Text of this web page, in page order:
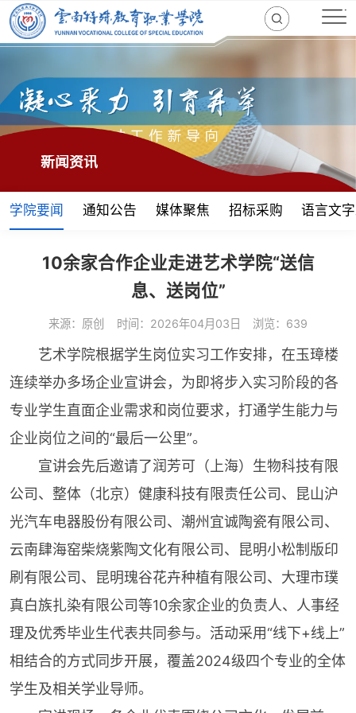
新闻资讯
学院要闻 通知公告 媒体聚焦 招标采购 语言文
10余家合作企业走进艺术学院“送信
息、送岗位”
来源：原创 时间：2026年04月03日 浏览：639
艺术学院根据学生岗位实习工作安排，在玉璋楼
连续举办多场企业宣讲会，为即将步入实习阶段的各
专业学生直面企业需求和岗位要求，打通学生能力与
企业岗位之间的“最后一公里”。
宣讲会先后邀请了润芳可（上海）生物科技有限
公司、整体（北京）健康科技有限责任公司、昆山沪
光汽车电器股份有限公司、潮州宜诚陶瓷有限公司、
云南肆海窑柴烧紫陶文化有限公司、昆明小松制版印
刷有限公司、昆明瑰谷花卉种植有限公司、大理市璞
真白族扎染有限公司等10余家企业的负责人、人事经
理及优秀毕业生代表共同参与。活动采用“线下+线上”
相结合的方式同步开展，覆盖2024级四个专业的全体
学生及相关学业导师。